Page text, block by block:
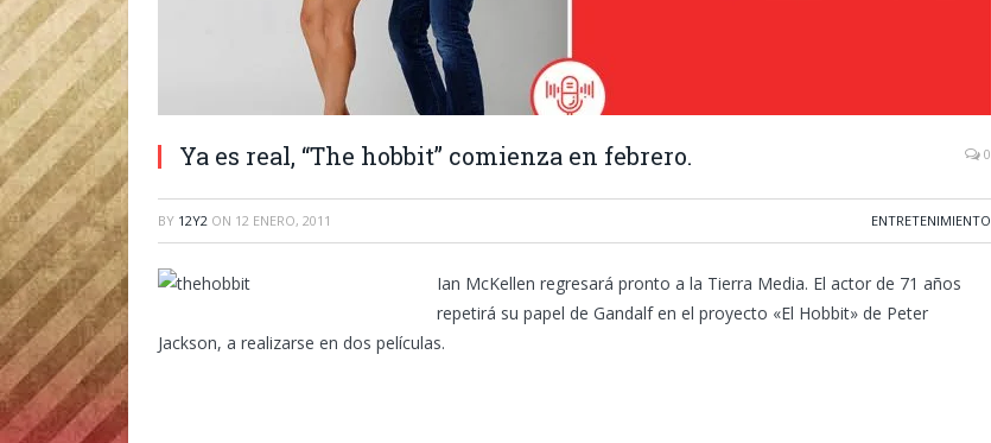
Ya es real, “The hobbit” comienza en febrero. 0
BY 12Y2 ON 12 ENERO, 2011 ENTRETENIMIENTO
Ian McKellen regresará pronto a la Tierra Media. El actor de 71 años
repetirá su papel de Gandalf en el proyecto «El Hobbit» de Peter
Jackson, a realizarse en dos películas.